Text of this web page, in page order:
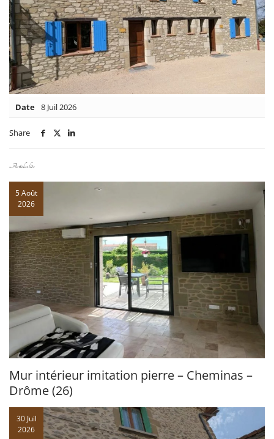
Date 8 Juil 2026
Share
Articles liés
5 Août
2026
Mur intérieur imitation pierre – Cheminas –
Drôme (26)
30 Juil
2026